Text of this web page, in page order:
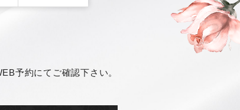
予約にてご確認下さい。